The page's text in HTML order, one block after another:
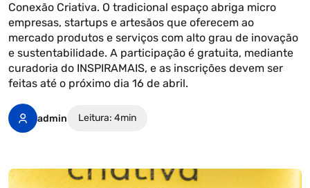
Conexão Criativa. O tradicional espaço abriga micro
empresas, startups e artesãos que oferecem ao
mercado produtos e serviços com alto grau de inovação
e sustentabilidade. A participação é gratuita, mediante
curadoria do INSPIRAMAIS, e as inscrições devem ser
feitas até o próximo dia 16 de abril.
admin Leitura: 4min